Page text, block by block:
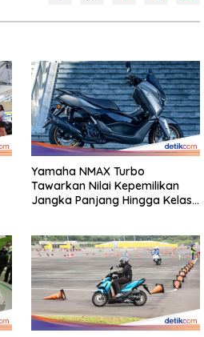
Yamaha NMAX Turbo
Tawarkan Nilai Kepemilikan
Jangka Panjang Hingga Kelas